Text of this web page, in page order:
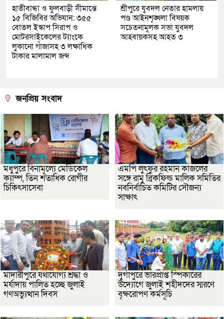
হাতীবান্ধা ও ফুলবাড়ী সীমান্তে
১৫ বিজিবির অভিযান: ৩৫৫
বোতল ইস্কাপ সিরাপ ও
মোটরসাইকেলের ট্যাংকে
লুকানো গাঁজাসহ ৩ লক্ষাধিক
টাকার মালামাল জব্দ
শ্রীপুরে যুবদল নেতার হামলায়
পণ্ড আইনশৃঙ্খলা বিষয়ক
সচেতনামূলক সভা যুবদল
আহবায়কসহ আহত ৩
জনপ্রিয় সংবাদ
মধুপুরে বিনামূল্যে মেডিকেল
ক্যাম্প, তিন শতাধিক রোগীর
চিকিৎসাসেবা
এমপি লুৎফুর রহমান কাজলের
সঙ্গে রামু ব্রিকফিল্ড মালিক সমিতির
নবনির্বাচিত কমিটির সৌজন্য
সাক্ষাৎ
মাদারীপুরে যথাযোগ্য শ্রদ্ধা ও
মর্যাদায় পালিত হচ্ছে জুলাই
গণঅভ্যুত্থান দিবস
দুর্গাপুরে ভারপ্রাপ্ত স্পিকারের
উদ্যোগে জুলাই শহীদদের স্মরণে
বৃক্ষরোপণ কর্মসূচি